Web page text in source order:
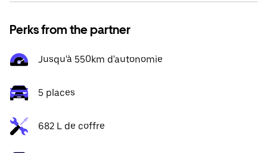
Perks from the partner
Jusqu'à 550km d'autonomie
5 places
682 L de coffre